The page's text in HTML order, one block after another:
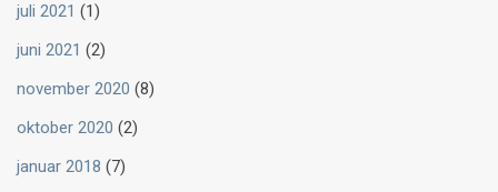
juli 2021 (1)
juni 2021 (2)
november 2020 (8)
oktober 2020 (2)
januar 2018 (7)